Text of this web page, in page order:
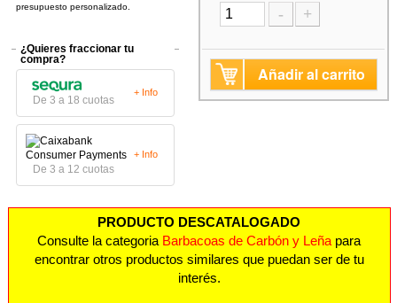
presupuesto personalizado.
¿Quieres fraccionar tu
compra?
De 3 a 18 cuotas
+ Info
De 3 a 12 cuotas
+ Info
- +
Añadir al carrito
PRODUCTO DESCATALOGADO
Consulte la categoria Barbacoas de Carbón y Leña para
encontrar otros productos similares que puedan ser de tu
interés.